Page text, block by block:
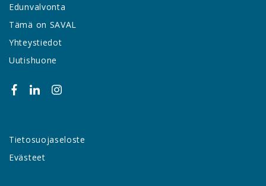
Edunvalvonta
Tämä on SAVAL
Yhteystiedot
Uutishuone
Tietosuojaseloste
Evästeet